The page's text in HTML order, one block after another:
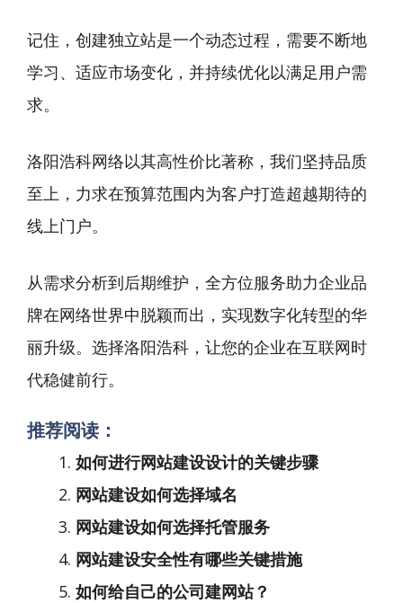
记住，创建独立站是一个动态过程，需要不断地
学习、适应市场变化，并持续优化以满足用户需
求。
洛阳浩科网络以其高性价比著称，我们坚持品质
至上，力求在预算范围内为客户打造超越期待的
线上门户。
从需求分析到后期维护，全方位服务助力企业品
牌在网络世界中脱颖而出，实现数字化转型的华
丽升级。选择洛阳浩科，让您的企业在互联网时
代稳健前行。
推荐阅读：
如何进行网站建设设计的关键步骤
网站建设如何选择域名
网站建设如何选择托管服务
网站建设安全性有哪些关键措施
如何给自己的公司建网站？